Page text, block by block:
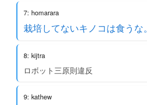
7: homarara
栽培してないキノコは食うな。
8: kijtra
ロボット三原則違反
9: kathew